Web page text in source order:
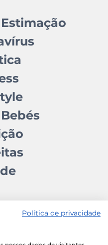
Política de privacidade